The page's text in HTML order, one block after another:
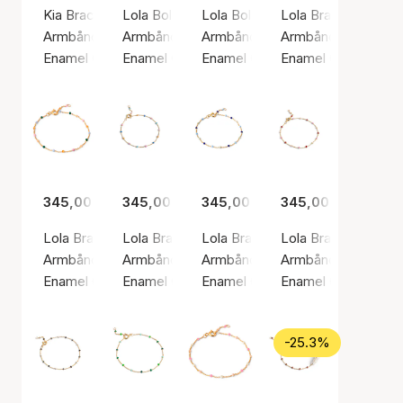
Kia Bracelet
Armbånd, Guld farve / Forgyldt sølv sterling 925
Enamel Copenhagen
Lola Bold Bracelet Daisy
Armbånd, Guld farve / Forgyldt sølv sterling
Enamel Copenhagen
Lola Bold Bracelet Marine
Armbånd, Guld farve / Forgyldt
Enamel Copenhagen
Lola Bracelet Daisy
Armbånd, Guld
Enamel
345,00 kr.
Lola Bracelet Dreamy
Armbånd, Guld farve / Forgyldt sølv sterling 925
Enamel Copenhagen
345,00 kr.
Lola Bracelet Lolly
Armbånd, Guld farve / Forgyldt sølv sterling
Enamel Copenhagen
345,00 kr.
Lola Bracelet Marine
Armbånd, Guld farve / Forgyldt
Enamel Copenhagen
345,00 kr.
Lola Bracelet Rosie
Armbånd, Guld
Enamel
-25.3%